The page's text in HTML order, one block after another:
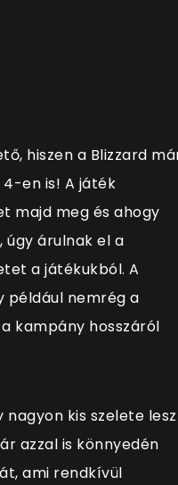
hiszen a Blizzard
en is! A játék
majd meg és ahogy
úgy árulnak el a
a játékukból. A
például nemrég a
kampány hosszáról
kis szelete lesz
azzal is könnyedén
ami rendkívül